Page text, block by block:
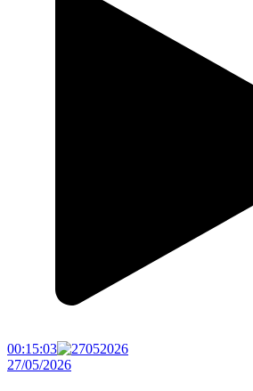
00:15:03
27/05/2026